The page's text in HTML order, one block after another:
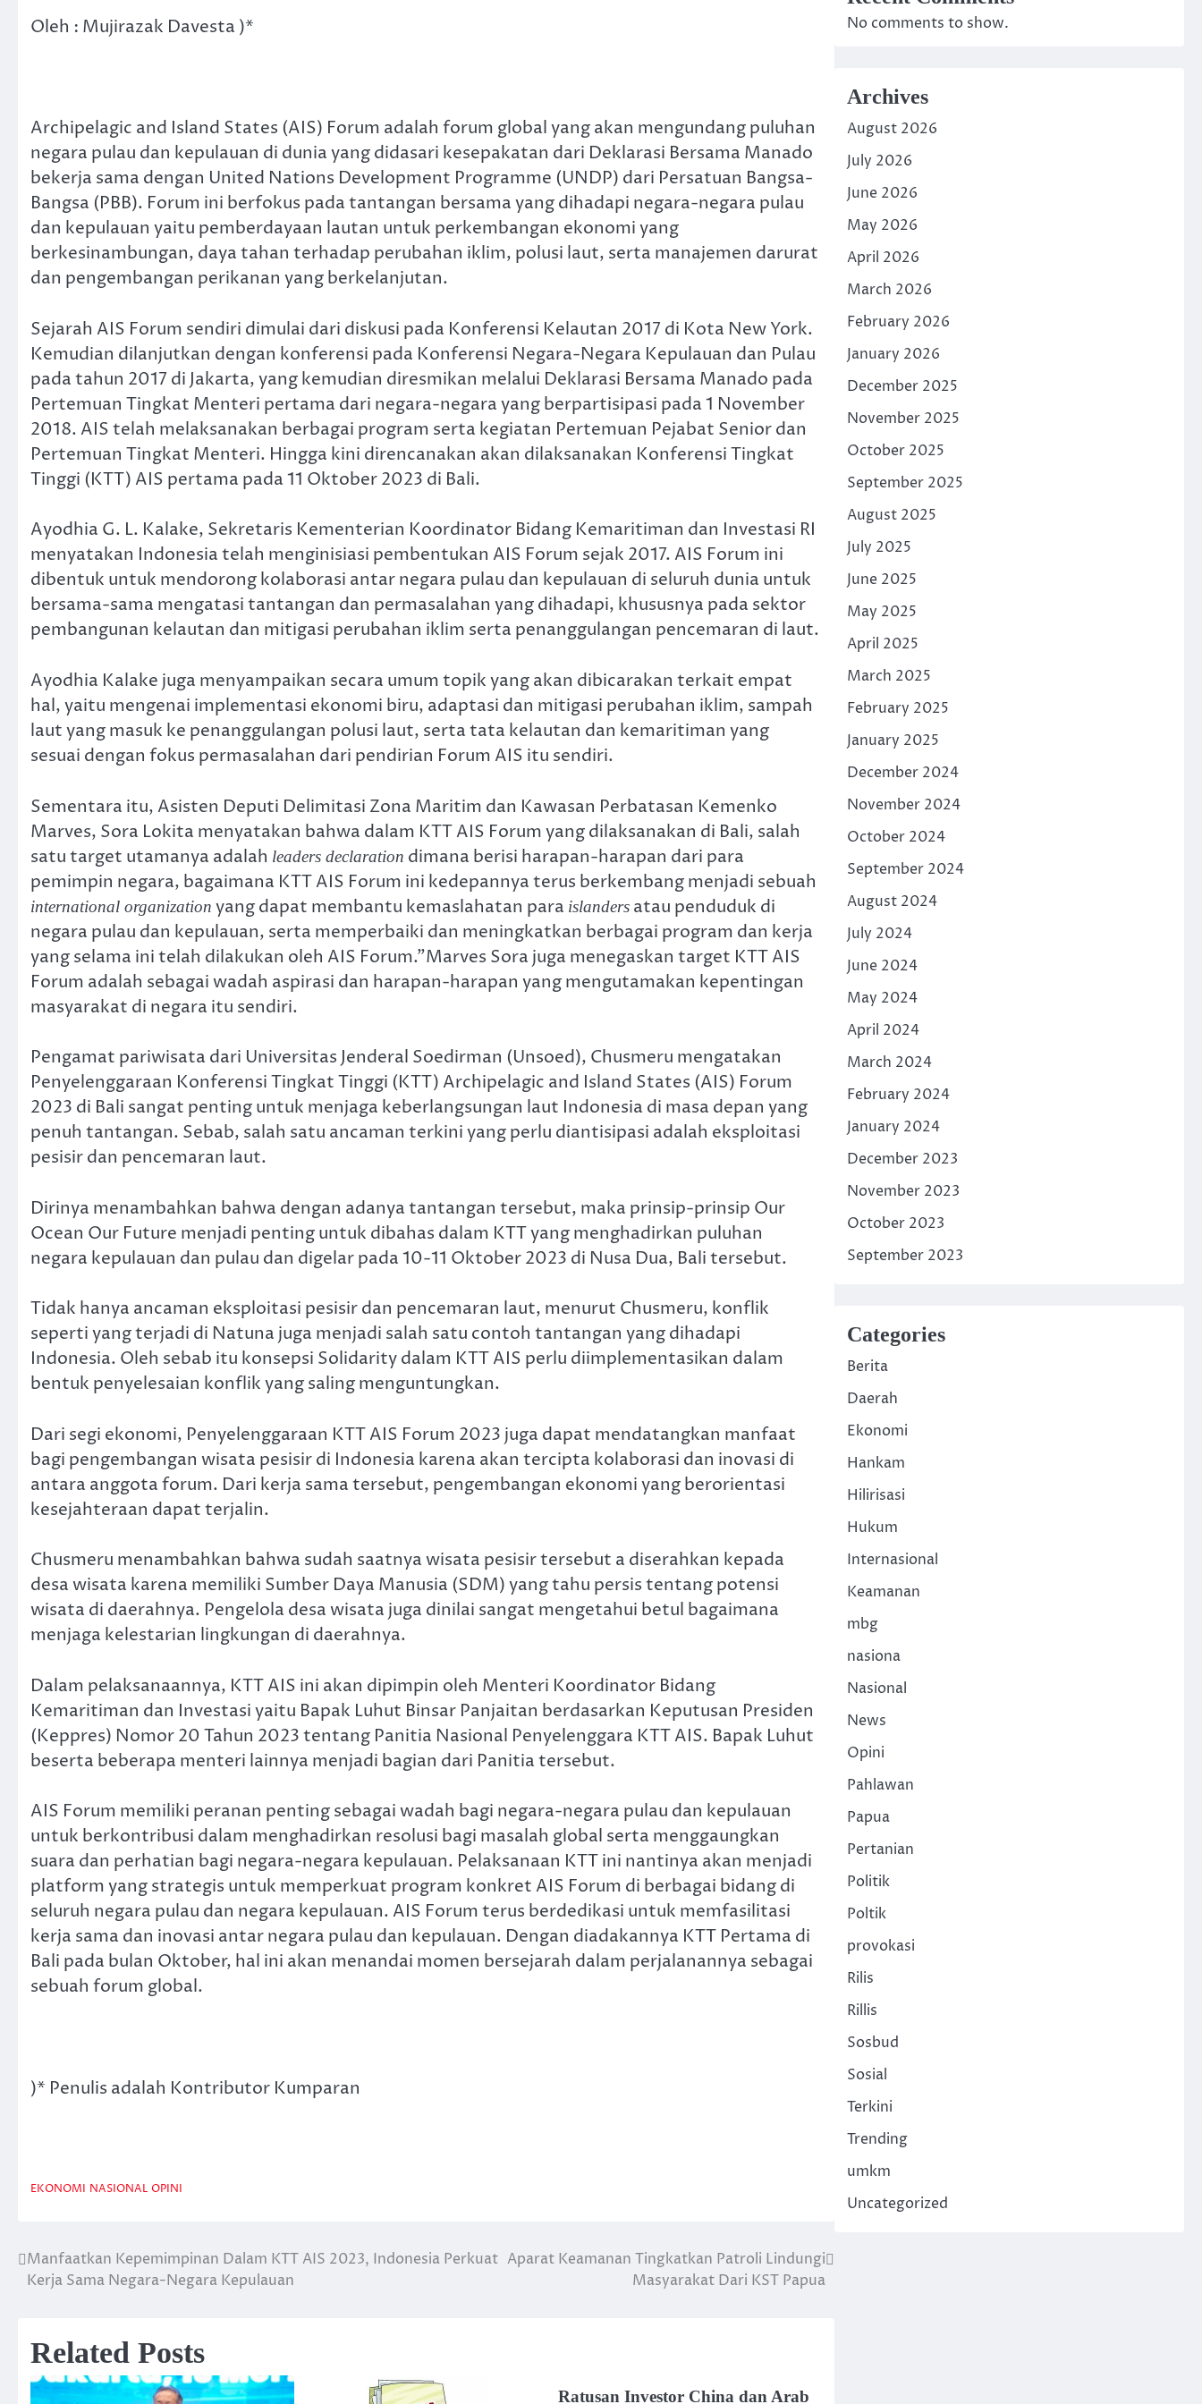
Oleh : Mujirazak Davesta )*
Archipelagic and Island States (AIS) Forum adalah forum global yang akan mengundang puluhan
negara pulau dan kepulauan di dunia yang didasari kesepakatan dari Deklarasi Bersama Manado
bekerja sama dengan United Nations Development Programme (UNDP) dari Persatuan Bangsa-
Bangsa (PBB). Forum ini berfokus pada tantangan bersama yang dihadapi negara-negara pulau
dan kepulauan yaitu pemberdayaan lautan untuk perkembangan ekonomi yang
berkesinambungan, daya tahan terhadap perubahan iklim, polusi laut, serta manajemen darurat
dan pengembangan perikanan yang berkelanjutan.
Sejarah AIS Forum sendiri dimulai dari diskusi pada Konferensi Kelautan 2017 di Kota New York.
Kemudian dilanjutkan dengan konferensi pada Konferensi Negara-Negara Kepulauan dan Pulau
pada tahun 2017 di Jakarta, yang kemudian diresmikan melalui Deklarasi Bersama Manado pada
Pertemuan Tingkat Menteri pertama dari negara-negara yang berpartisipasi pada 1 November
2018. AIS telah melaksanakan berbagai program serta kegiatan Pertemuan Pejabat Senior dan
Pertemuan Tingkat Menteri. Hingga kini direncanakan akan dilaksanakan Konferensi Tingkat
Tinggi (KTT) AIS pertama pada 11 Oktober 2023 di Bali.
Ayodhia G. L. Kalake, Sekretaris Kementerian Koordinator Bidang Kemaritiman dan Investasi RI
menyatakan Indonesia telah menginisiasi pembentukan AIS Forum sejak 2017. AIS Forum ini
dibentuk untuk mendorong kolaborasi antar negara pulau dan kepulauan di seluruh dunia untuk
bersama-sama mengatasi tantangan dan permasalahan yang dihadapi, khususnya pada sektor
pembangunan kelautan dan mitigasi perubahan iklim serta penanggulangan pencemaran di laut.
Ayodhia Kalake juga menyampaikan secara umum topik yang akan dibicarakan terkait empat
hal, yaitu mengenai implementasi ekonomi biru, adaptasi dan mitigasi perubahan iklim, sampah
laut yang masuk ke penanggulangan polusi laut, serta tata kelautan dan kemaritiman yang
sesuai dengan fokus permasalahan dari pendirian Forum AIS itu sendiri.
Sementara itu, Asisten Deputi Delimitasi Zona Maritim dan Kawasan Perbatasan Kemenko
Marves, Sora Lokita menyatakan bahwa dalam KTT AIS Forum yang dilaksanakan di Bali, salah
satu target utamanya adalah leaders declaration dimana berisi harapan-harapan dari para
pemimpin negara, bagaimana KTT AIS Forum ini kedepannya terus berkembang menjadi sebuah
international organization yang dapat membantu kemaslahatan para islanders atau penduduk di
negara pulau dan kepulauan, serta memperbaiki dan meningkatkan berbagai program dan kerja
yang selama ini telah dilakukan oleh AIS Forum.”Marves Sora juga menegaskan target KTT AIS
Forum adalah sebagai wadah aspirasi dan harapan-harapan yang mengutamakan kepentingan
masyarakat di negara itu sendiri.
Pengamat pariwisata dari Universitas Jenderal Soedirman (Unsoed), Chusmeru mengatakan
Penyelenggaraan Konferensi Tingkat Tinggi (KTT) Archipelagic and Island States (AIS) Forum
2023 di Bali sangat penting untuk menjaga keberlangsungan laut Indonesia di masa depan yang
penuh tantangan. Sebab, salah satu ancaman terkini yang perlu diantisipasi adalah eksploitasi
pesisir dan pencemaran laut.
Dirinya menambahkan bahwa dengan adanya tantangan tersebut, maka prinsip-prinsip Our
Ocean Our Future menjadi penting untuk dibahas dalam KTT yang menghadirkan puluhan
negara kepulauan dan pulau dan digelar pada 10-11 Oktober 2023 di Nusa Dua, Bali tersebut.
Tidak hanya ancaman eksploitasi pesisir dan pencemaran laut, menurut Chusmeru, konflik
seperti yang terjadi di Natuna juga menjadi salah satu contoh tantangan yang dihadapi
Indonesia. Oleh sebab itu konsepsi Solidarity dalam KTT AIS perlu diimplementasikan dalam
bentuk penyelesaian konflik yang saling menguntungkan.
Dari segi ekonomi, Penyelenggaraan KTT AIS Forum 2023 juga dapat mendatangkan manfaat
bagi pengembangan wisata pesisir di Indonesia karena akan tercipta kolaborasi dan inovasi di
antara anggota forum. Dari kerja sama tersebut, pengembangan ekonomi yang berorientasi
kesejahteraan dapat terjalin.
Chusmeru menambahkan bahwa sudah saatnya wisata pesisir tersebut a diserahkan kepada
desa wisata karena memiliki Sumber Daya Manusia (SDM) yang tahu persis tentang potensi
wisata di daerahnya. Pengelola desa wisata juga dinilai sangat mengetahui betul bagaimana
menjaga kelestarian lingkungan di daerahnya.
Dalam pelaksanaannya, KTT AIS ini akan dipimpin oleh Menteri Koordinator Bidang
Kemaritiman dan Investasi yaitu Bapak Luhut Binsar Panjaitan berdasarkan Keputusan Presiden
(Keppres) Nomor 20 Tahun 2023 tentang Panitia Nasional Penyelenggara KTT AIS. Bapak Luhut
beserta beberapa menteri lainnya menjadi bagian dari Panitia tersebut.
AIS Forum memiliki peranan penting sebagai wadah bagi negara-negara pulau dan kepulauan
untuk berkontribusi dalam menghadirkan resolusi bagi masalah global serta menggaungkan
suara dan perhatian bagi negara-negara kepulauan. Pelaksanaan KTT ini nantinya akan menjadi
platform yang strategis untuk memperkuat program konkret AIS Forum di berbagai bidang di
seluruh negara pulau dan negara kepulauan. AIS Forum terus berdedikasi untuk memfasilitasi
kerja sama dan inovasi antar negara pulau dan kepulauan. Dengan diadakannya KTT Pertama di
Bali pada bulan Oktober, hal ini akan menandai momen bersejarah dalam perjalanannya sebagai
sebuah forum global.
)* Penulis adalah Kontributor Kumparan
EKONOMI NASIONAL OPINI
Post
navigation
Manfaatkan Kepemimpinan Dalam KTT AIS 2023, Indonesia Perkuat
Kerja Sama Negara-Negara Kepulauan
Aparat Keamanan Tingkatkan Patroli Lindungi
Masyarakat Dari KST Papua
Related Posts
Ratusan Investor China dan Arab
No comments to show.
Archives
August 2026
July 2026
June 2026
May 2026
April 2026
March 2026
February 2026
January 2026
December 2025
November 2025
October 2025
September 2025
August 2025
July 2025
June 2025
May 2025
April 2025
March 2025
February 2025
January 2025
December 2024
November 2024
October 2024
September 2024
August 2024
July 2024
June 2024
May 2024
April 2024
March 2024
February 2024
January 2024
December 2023
November 2023
October 2023
September 2023
Categories
Berita
Daerah
Ekonomi
Hankam
Hilirisasi
Hukum
Internasional
Keamanan
mbg
nasiona
Nasional
News
Opini
Pahlawan
Papua
Pertanian
Politik
Poltik
provokasi
Rilis
Rillis
Sosbud
Sosial
Terkini
Trending
umkm
Uncategorized